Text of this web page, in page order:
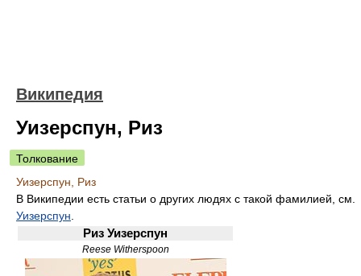
Википедия
Уизерспун, Риз
Толкование
Уизерспун, Риз
В Википедии есть статьи о других людях с такой фамилией, см.
Уизерспун
Риз Уизерспун
Reese Witherspoon